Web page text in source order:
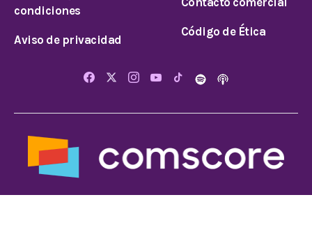
condiciones
Aviso de privacidad
Código de Ética